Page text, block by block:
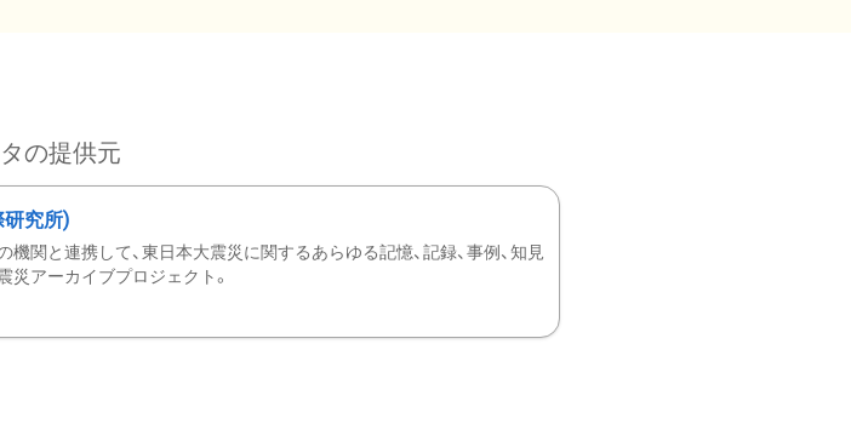
の提供元
究所)
関と連携して、東日本大震災に関するあらゆる記憶、記録、事例、知見
災アーカイブプロジェクト。